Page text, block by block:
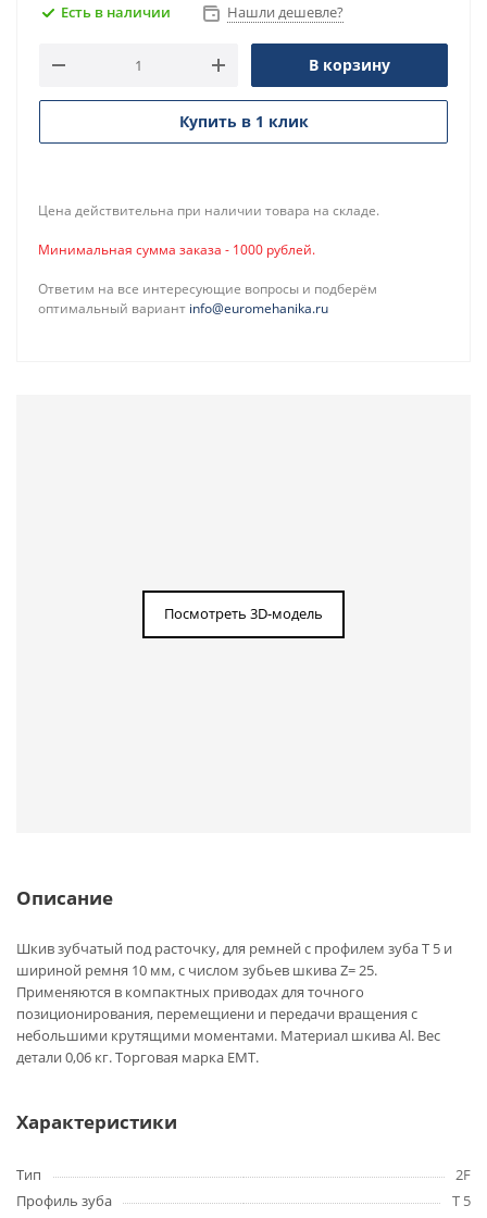
Есть в наличии Нашли дешевле?
В корзину
Купить в 1 клик
Цена действительна при наличии товара на складе.
Минимальная сумма заказа - 1000 рублей.
Ответим на все интересующие вопросы и подберём
оптимальный вариант info@euromehanika.ru
Посмотреть 3D-модель
Описание
Шкив зубчатый под расточку, для ремней с профилем зуба T 5 и
шириной ремня 10 мм, с числом зубьев шкива Z= 25.
Применяются в компактных приводах для точного
позиционирования, перемещиени и передачи вращения с
небольшими крутящими моментами. Материал шкива Al. Вес
детали 0,06 кг. Торговая марка EMT.
Характеристики
Тип
2F
Профиль зуба
T 5